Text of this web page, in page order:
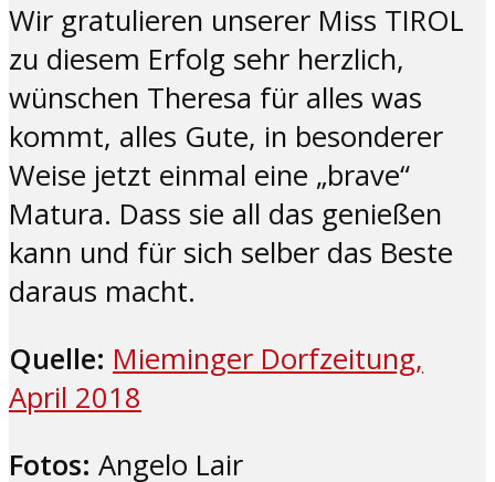
Wir gratulieren unserer Miss TIROL
zu diesem Erfolg sehr herzlich,
wünschen Theresa für alles was
kommt, alles Gute, in besonderer
Weise jetzt einmal eine „brave“
Matura. Dass sie all das genießen
kann und für sich selber das Beste
daraus macht.
Quelle: Mieminger Dorfzeitung,
April 2018
Fotos: Angelo Lair